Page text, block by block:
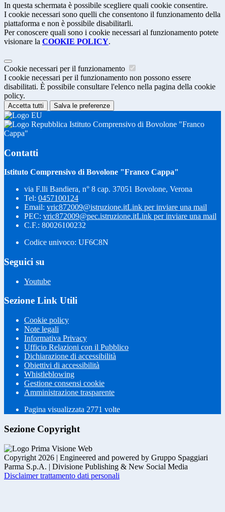
In questa schermata è possibile scegliere quali cookie consentire.
I cookie necessari sono quelli che consentono il funzionamento della
piattaforma e non è possibile disabilitarli.
Per conoscere quali sono i cookie necessari al funzionamento potete
visionare la COOKIE POLICY.
Cookie necessari per il funzionamento
I cookie necessari per il funzionamento non possono essere
disabilitati. È possibile consultare l'elenco nella pagina della cookie
policy.
Accetta tutti Salva le preferenze
Istituto Comprensivo di Bovolone "Franco
Cappa"
Contatti
Istituto Comprensivo di Bovolone "Franco Cappa"
via F.lli Bandiera, n° 8 cap. 37051 Bovolone, Verona
Tel: 0457100124
Email: vric872009@istruzione.itLink per inviare una mail
PEC: vric872009@pec.istruzione.itLink per inviare una mail
C.F.: 80026100232
Codice univoco: UF6C8N
Seguici su
Youtube
Sezione Link Utili
Cookie policy
Note legali
Informativa Privacy
Ufficio Relazioni con il Pubblico
Dichiarazione di accessibilità
Obiettivi di accessibilità
Whistleblowing
Gestione consensi cookie
Amministrazione trasparente
Pagina visualizzata 2771 volte
Sezione Copyright
Copyright 2026 | Engineered and powered by Gruppo Spaggiari
Parma S.p.A. | Divisione Publishing & New Social Media
Disclaimer trattamento dati personali